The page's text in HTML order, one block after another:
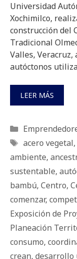
Universidad
Xochimilco,
construcción del
Tradicional
Valles,
autóctonos
LEER MÁS
Categorías
Etiquetas
acero vegetal,
ambiente,
sustentable,
bambú, Centro,
comenzar,
Exposición de
Planeación
consumo,
crean, desarrollo